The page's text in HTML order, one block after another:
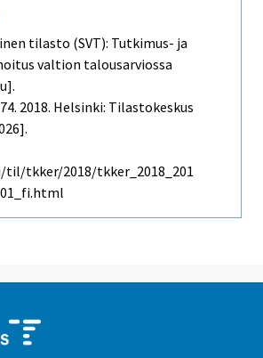
tilasto (SVT): Tutkimus- ja
valtion talousarviossa
2018. Helsinki: Tilastokeskus
tkker/2018/tkker_2018_201